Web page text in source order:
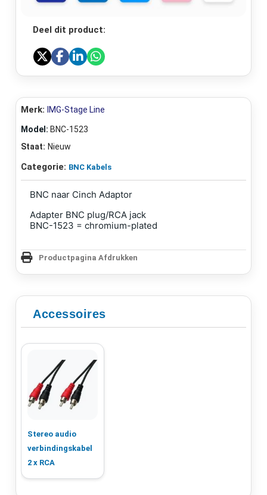
Deel dit product:
Merk: IMG-Stage Line
Model: BNC-1523
Staat: Nieuw
Categorie: BNC Kabels
BNC naar Cinch Adaptor
Adapter BNC plug/RCA jack
BNC-1523 = chromium-plated
Productpagina Afdrukken
Accessoires
Stereo audio
verbindingskabel
2 x RCA